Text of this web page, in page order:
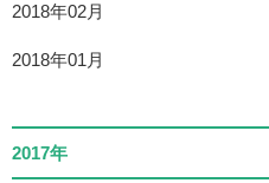
2018年02月
2018年01月
2017年